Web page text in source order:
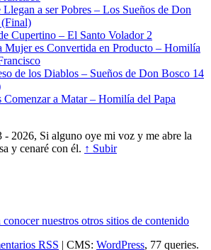
Llegan a ser Pobres – Los Sueños de Don
Cupertino – El Santo Volador 2
Mujer es Convertida en Producto – Homilía
de los Diablos – Sueños de Don Bosco 14
Comenzar a Matar – Homilía del Papa
2026, Si alguno oye mi voz y me abre la
y cenaré con él. ↑ Subir
conocer nuestros otros sitios de contenido
RSS | CMS: WordPress, 77 queries.